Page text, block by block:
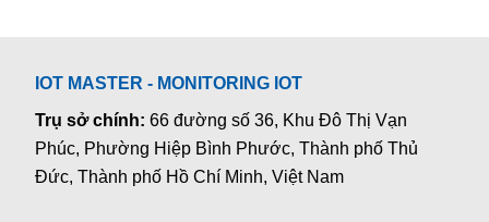
IOT MASTER - MONITORING IOT
Trụ sở chính:66 đường số 36, Khu Đô Thị Vạn
Phúc, Phường Hiệp Bình Phước, Thành phố Thủ
Đức, Thành phố Hồ Chí Minh, Việt Nam